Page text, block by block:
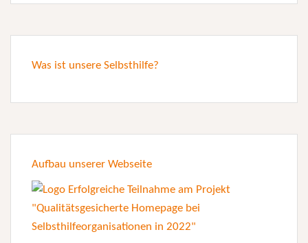
Was ist unsere Selbsthilfe?
Aufbau unserer Webseite